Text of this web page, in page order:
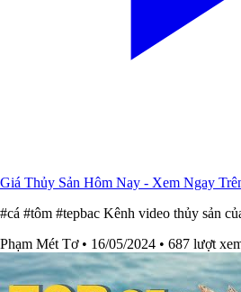
Giá Thủy Sản Hôm Nay - Xem Ngay
#cá #tôm #tepbac Kênh video thủy sản
Phạm Mét Tơ • 16/05/2024 • 687 lượt